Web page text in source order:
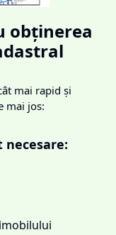
obținerea
mai rapid și
mai jos: